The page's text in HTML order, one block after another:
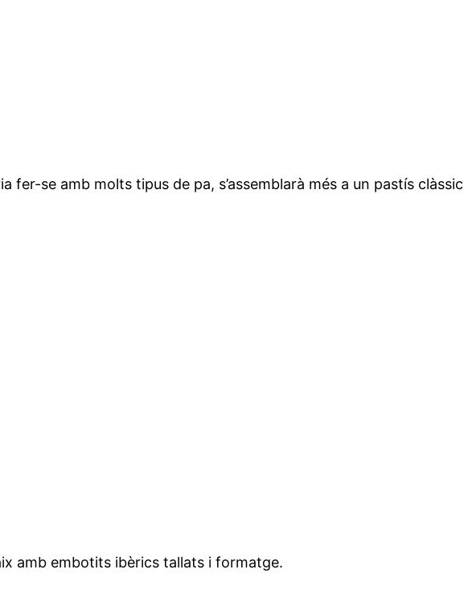
fer-se amb molts tipus de pa, s’assemblarà més a un pastís
amb embotits ibèrics tallats i formatge.